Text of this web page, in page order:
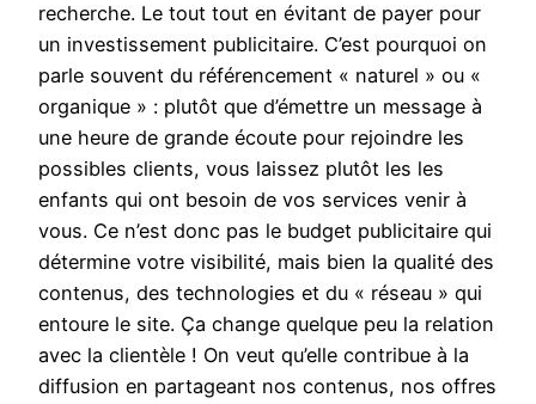
recherche. Le tout tout en évitant de payer pour
un investissement publicitaire. C’est pourquoi on
parle souvent du référencement « naturel » ou «
organique » : plutôt que d’émettre un message à
une heure de grande écoute pour rejoindre les
possibles clients, vous laissez plutôt les les
enfants qui ont besoin de vos services venir à
vous. Ce n’est donc pas le budget publicitaire qui
détermine votre visibilité, mais bien la qualité des
contenus, des technologies et du « réseau » qui
entoure le site. Ça change quelque peu la relation
avec la clientèle ! On veut qu’elle contribue à la
diffusion en partageant nos contenus, nos offres